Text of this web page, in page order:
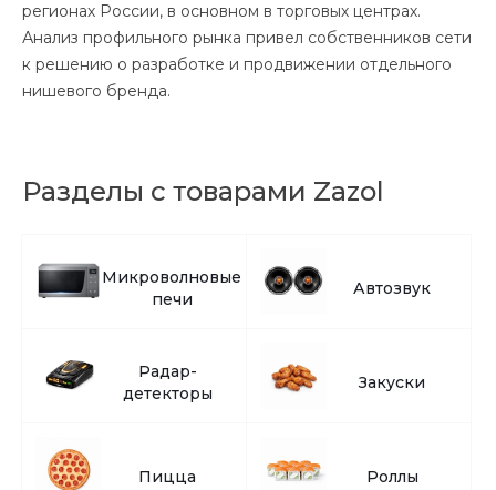
регионах России, в основном в торговых центрах.
Анализ профильного рынка привел собственников сети
к решению о разработке и продвижении отдельного
нишевого бренда.
Разделы с товарами Zazol
Микроволновые
печи
Автозвук
Радар-
детекторы
Закуски
Пицца Роллы